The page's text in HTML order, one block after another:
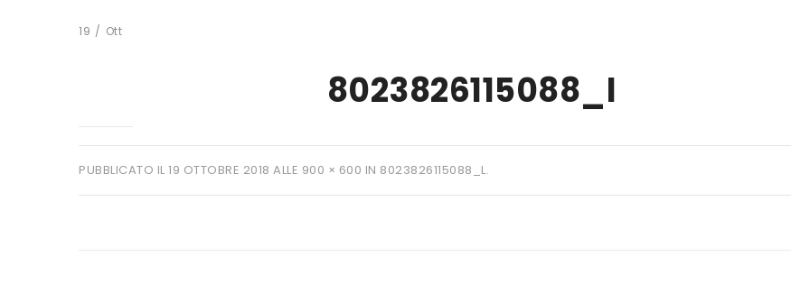
19 / Ott
8023826115088_l
PUBBLICATO IL 19 OTTOBRE 2018 ALLE 900 × 600 IN 8023826115088_L.